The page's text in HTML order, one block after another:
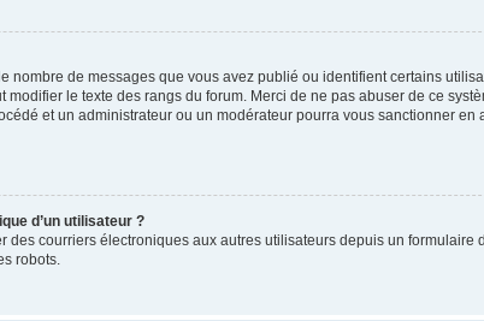
de messages que vous avez publié ou identifient certains
le texte des rangs du forum. Merci de ne pas abuser de ce
et un administrateur ou un modérateur pourra vous sanctionner en
d’un utilisateur ?
courriers électroniques aux autres utilisateurs depuis un formulaire
robots.